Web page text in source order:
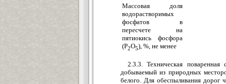
Массовая доля
водорастворимых
фосфатов в
пересчете на
пятиокись фосфора
(Р2О5), %, не менее
2.3.3. Техническая
добываемый из природных
белого. Для обеспыливания